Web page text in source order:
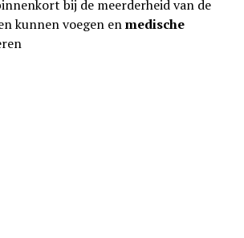
bij de meerderheid van de
kunnen voegen enmedische